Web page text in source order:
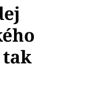
tak